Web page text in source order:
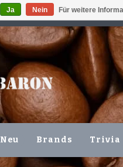
ODER ABHOLUNG IN DEN
Neu Brands Trivia
Ja Nein Für weitere